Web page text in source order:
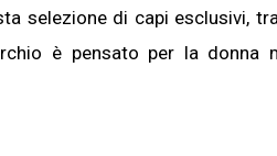
selezione di capi esclusivi,
è pensato per la donna